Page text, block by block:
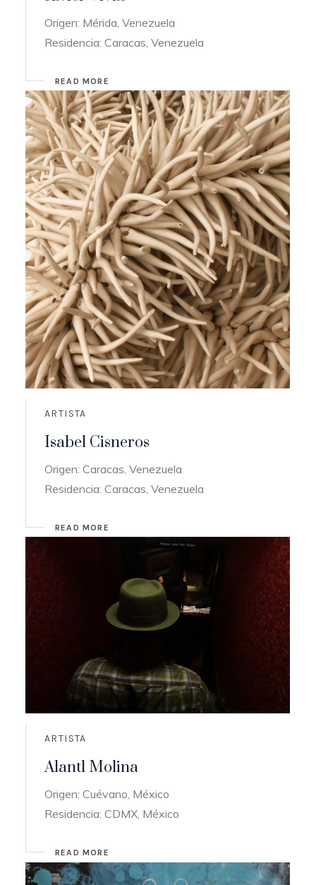
Origen: Mérida, Venezuela
Residencia: Caracas, Venezuela
READ MORE
ARTISTA
Isabel Cisneros
Origen: Caracas, Venezuela
Residencia: Caracas, Venezuela
READ MORE
ARTISTA
Alantl Molina
Origen: Cuévano, México
Residencia: CDMX, México
READ MORE